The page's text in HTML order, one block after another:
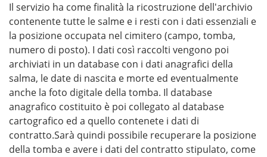
Il servizio ha come finalità la ricostruzione dell'archivio
contenente tutte le salme e i resti con i dati essenziali e
la posizione occupata nel cimitero (campo, tomba,
numero di posto). I dati così raccolti vengono poi
archiviati in un database con i dati anagrafici della
salma, le date di nascita e morte ed eventualmente
anche la foto digitale della tomba. Il database
anagrafico costituito è poi collegato al database
cartografico ed a quello contenete i dati di
contratto.Sarà quindi possibile recuperare la posizione
della tomba e avere i dati del contratto stipulato, come